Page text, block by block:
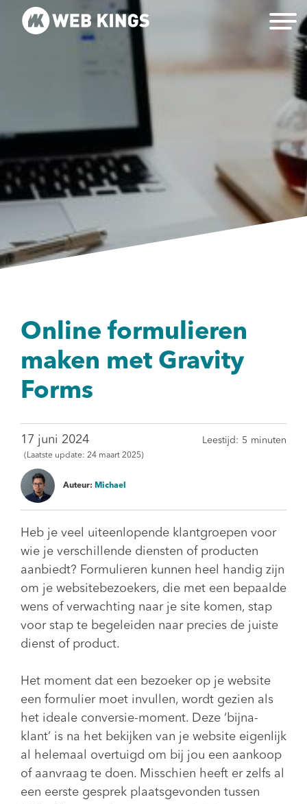
Online formulieren
maken met Gravity
Forms
17 juni 2024
(Laatste update: 24 maart 2025)
Leestijd: 5 minuten
Auteur: Michael
Heb je veel uiteenlopende klantgroepen voor
wie je verschillende diensten of producten
aanbiedt? Formulieren kunnen heel handig zijn
om je websitebezoekers, die met een bepaalde
wens of verwachting naar je site komen, stap
voor stap te begeleiden naar precies de juiste
dienst of product.
Het moment dat een bezoeker op je website
een formulier moet invullen, wordt gezien als
het ideale conversie-moment. Deze ‘bijna-
klant’ is na het bekijken van je website eigenlijk
al helemaal overtuigd om bij jou een aankoop
of aanvraag te doen. Misschien heeft er zelfs al
een eerste gesprek plaatsgevonden tussen